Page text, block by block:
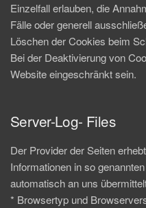
Einzelfall erlauben, die
Fälle oder generell
Löschen der Cookies beim
Bei der Deaktivierung von
Website eingeschränkt sein.
Server-Log- Files
Der Provider der Seiten
Informationen in so
automatisch an uns
* Browsertyp und